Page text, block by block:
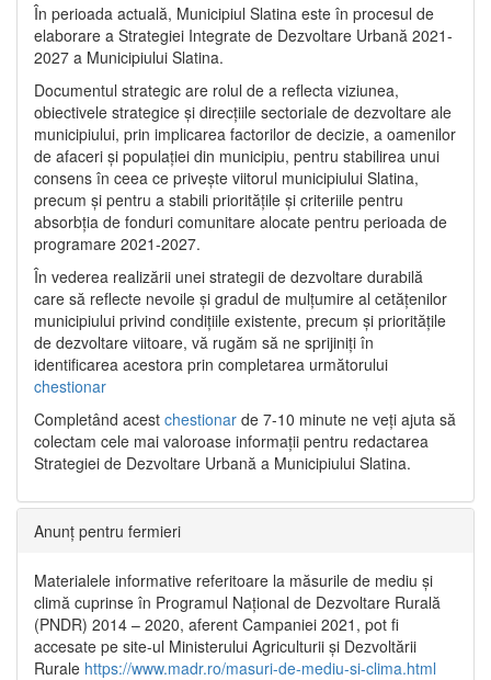
În perioada actuală, Municipiul Slatina este în procesul de
elaborare a Strategiei Integrate de Dezvoltare Urbană 2021‐
2027 a Municipiului Slatina.
Documentul strategic are rolul de a reflecta viziunea,
obiectivele strategice și direcțiile sectoriale de dezvoltare ale
municipiului, prin implicarea factorilor de decizie, a oamenilor
de afaceri și populației din municipiu, pentru stabilirea unui
consens în ceea ce privește viitorul municipiului Slatina,
precum și pentru a stabili prioritățile și criteriile pentru
absorbția de fonduri comunitare alocate pentru perioada de
programare 2021-2027.
În vederea realizării unei strategii de dezvoltare durabilă
care să reflecte nevoile și gradul de mulțumire al cetățenilor
municipiului privind condițiile existente, precum și prioritățile
de dezvoltare viitoare, vă rugăm să ne sprijiniți în
identificarea acestora prin completarea următorului
chestionar
Completând acest chestionar de 7-10 minute ne veți ajuta să
colectam cele mai valoroase informații pentru redactarea
Strategiei de Dezvoltare Urbană a Municipiului Slatina.
Anunț pentru fermieri
Materialele informative referitoare la măsurile de mediu și
climă cuprinse în Programul Național de Dezvoltare Rurală
(PNDR) 2014 – 2020, aferent Campaniei 2021, pot fi
accesate pe site-ul Ministerului Agriculturii și Dezvoltării
Rurale https://www.madr.ro/masuri-de-mediu-si-clima.html